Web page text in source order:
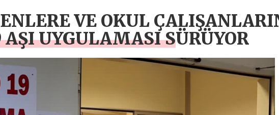
VE OKUL
AŞI UYGULAMASI SÜRÜYOR